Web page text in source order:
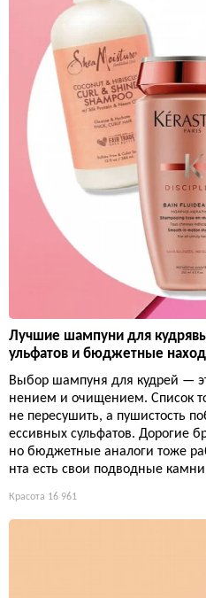
Лучшие шампуни для
ульфатов и бюджетные
Выбор шампуня для кудрей —
нением и очищением. Список
не пересушить, а пушистость
ессивных сульфатов. Дорогие
но бюджетные аналоги тоже
нта есть свои подводные
Красота 16 961